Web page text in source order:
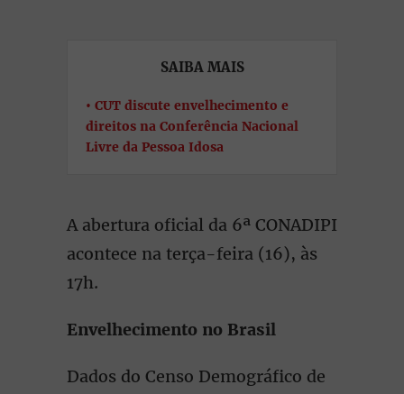
SAIBA MAIS
CUT discute envelhecimento e
direitos na Conferência Nacional
Livre da Pessoa Idosa
A abertura oficial da 6ª CONADIPI
acontece na terça-feira (16), às
17h.
Envelhecimento no Brasil
Dados do Censo Demográfico de